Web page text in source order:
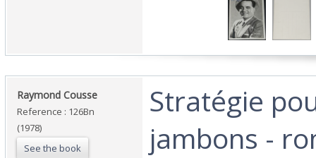
‎Raymond Cousse‎
Reference : 126Bn
(1978)
See the book
‎Stratégie
jambons -